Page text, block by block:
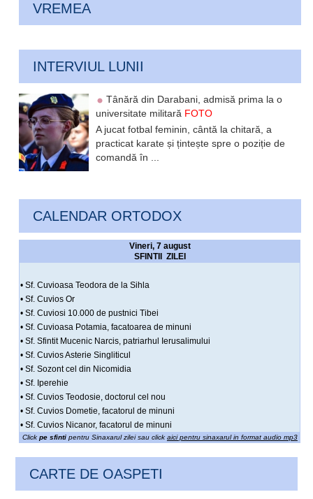
VREMEA
INTERVIUL LUNII
Tânără din Darabani, admisă prima la o
universitate militară FOTO
A jucat fotbal feminin, cântă la chitară, a
practicat karate și țintește spre o poziție de
comandă în ...
CALENDAR ORTODOX
Vineri, 7 august
SFINTII ZILEI
• Sf. Cuvioasa Teodora de la Sihla
• Sf. Cuvios Or
• Sf. Cuviosi 10.000 de pustnici Tibei
• Sf. Cuvioasa Potamia, facatoarea de minuni
• Sf. Sfintit Mucenic Narcis, patriarhul Ierusalimului
• Sf. Cuvios Asterie Singliticul
• Sf. Sozont cel din Nicomidia
• Sf. Iperehie
• Sf. Cuvios Teodosie, doctorul cel nou
• Sf. Cuvios Dometie, facatorul de minuni
• Sf. Cuvios Nicanor, facatorul de minuni
Click pe sfintipentru Sinaxarul zilei sau click aici pentru sinaxarul in format audio mp3
CARTE DE OASPETI